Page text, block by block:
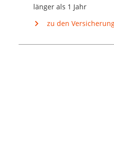
länger als 1 Jahr
zu den